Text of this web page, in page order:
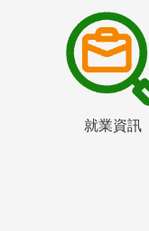
就業資訊